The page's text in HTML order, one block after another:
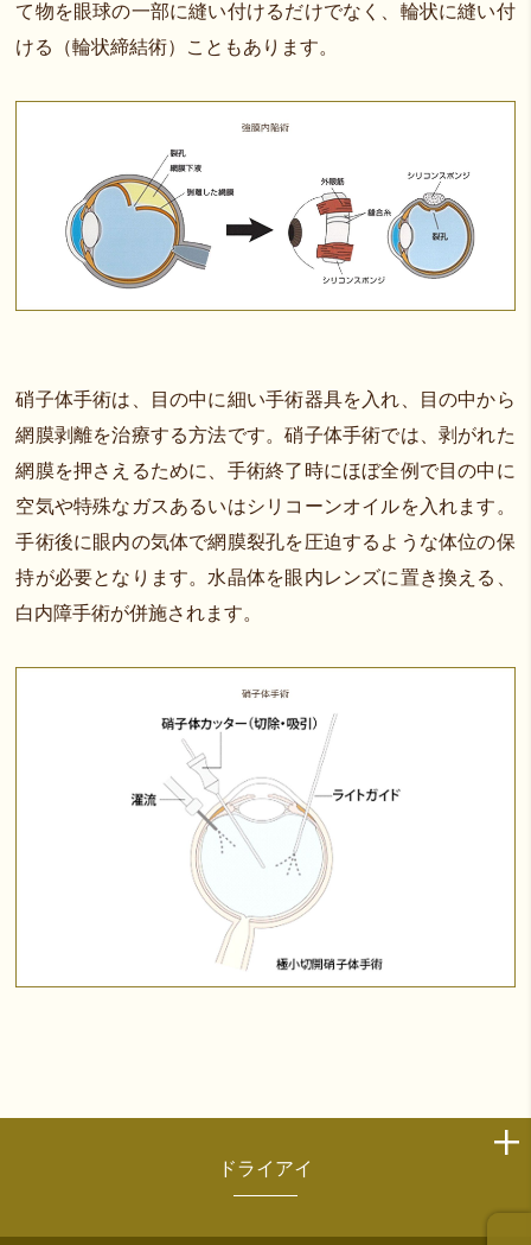
て物を眼球の一部に縫い付けるだけでなく、輪状に縫い付
ける（輪状締結術）こともあります。
硝子体手術は、目の中に細い手術器具を入れ、目の中から
網膜剥離を治療する方法です。硝子体手術では、剥がれた
網膜を押さえるために、手術終了時にほぼ全例で目の中に
空気や特殊なガスあるいはシリコーンオイルを入れます。
手術後に眼内の気体で網膜裂孔を圧迫するような体位の保
持が必要となります。水晶体を眼内レンズに置き換える、
白内障手術が併施されます。
ドライアイ